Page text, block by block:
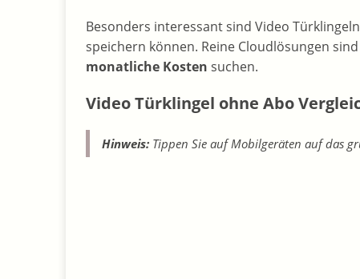
Besonders interessant sind Video
speichern können. Reine Cloudlösungen
monatliche Kosten suchen.
Video Türklingel ohne Abo
Hinweis: Tippen Sie auf Mobilgeräten auf das